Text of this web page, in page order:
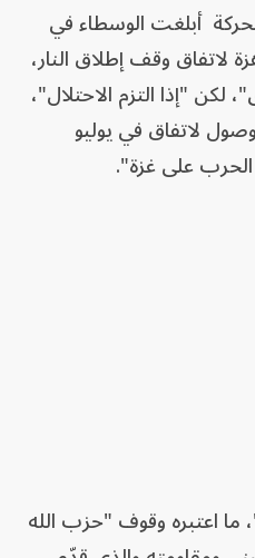
أبلغت الوسطاء في
لاتفاق وقف إطلاق النار،
"إذا التزم الاحتلال"،
لاتفاق في يوليو
على غزة".
اعتبره وقوف "حزب الله